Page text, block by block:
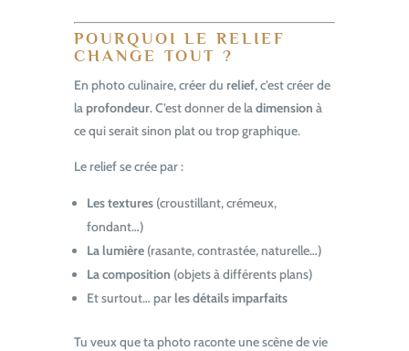
POURQUOI LE RELIEF
CHANGE TOUT ?
En photo culinaire, créer du relief, c’est créer de
laprofondeur. C’est donner de ladimension à
ce qui serait sinon plat ou trop graphique.
Le relief se crée par :
Les textures(croustillant, crémeux,
fondant…)
La lumière(rasante, contrastée, naturelle…)
La composition (objets à différents plans)
Et surtout… parles détails imparfaits
Tu veux que ta photo raconte une scène de vie